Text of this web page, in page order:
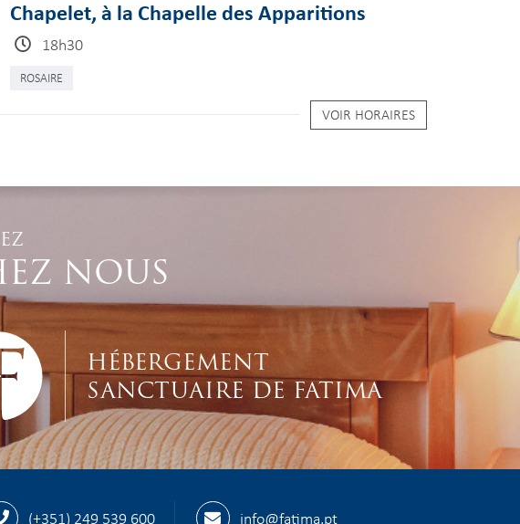
Chapelet, à la Chapelle des Apparitions
18h30
ROSAIRE
VOIR HORAIRES
NOUS
HÉBERGEMENT
SANCTUAIRE DE FATIMA
(+351) 249 539 600 info@fatima.pt